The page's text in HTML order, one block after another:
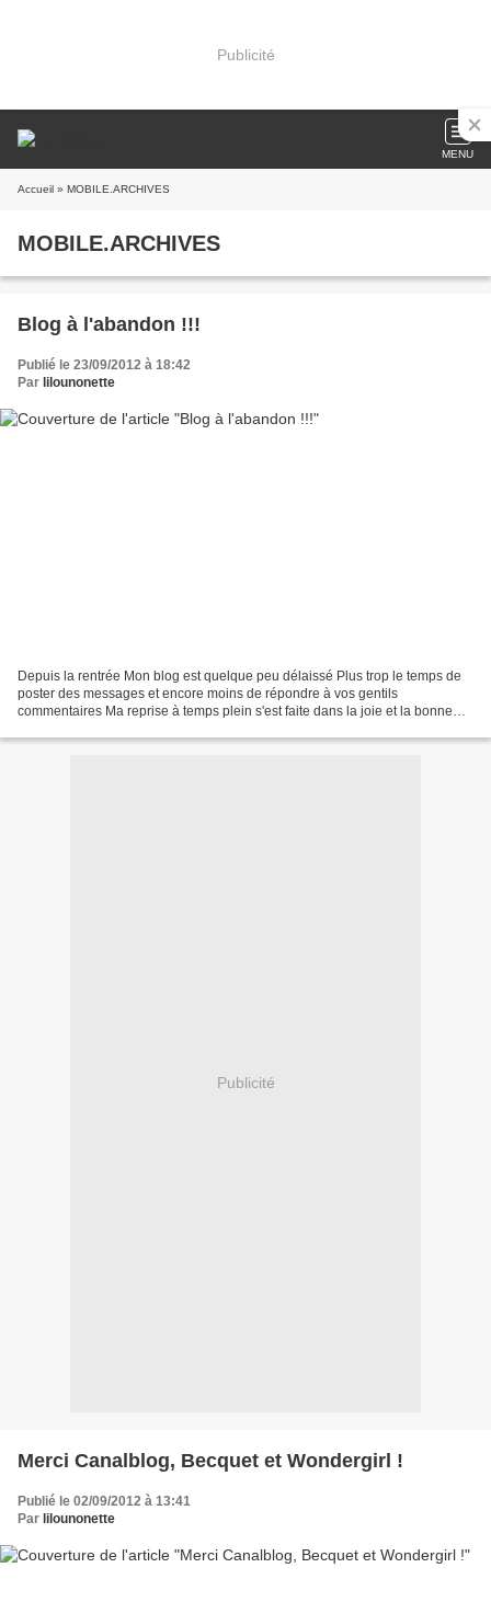
Publicité
MENU
Accueil » MOBILE.ARCHIVES
MOBILE.ARCHIVES
Blog à l'abandon !!!
Publié le 23/09/2012 à 18:42
Par lilounonette
Depuis la rentrée Mon blog est quelque peu délaissé Plus trop le temps de
poster des messages et encore moins de répondre à vos gentils
commentaires Ma reprise à temps plein s'est faite dans la joie et la bonne
Publicité
Merci Canalblog, Becquet et Wondergirl !
Publié le 02/09/2012 à 13:41
Par lilounonette